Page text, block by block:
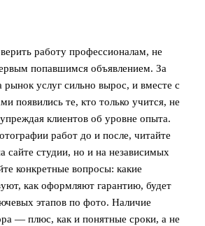
работу профессионалам, не
попавшимся объявлением. За
рынок услуг сильно вырос, и вместе с
появились те, кто только учится, не
клиентов об уровне опыта.
работ до и после, читайте
сайте студии, но и на независимых
конкретные вопросы: какие
как оформляют гарантию, будет
этапов по фото. Наличие
— плюс, как и понятные сроки, а не